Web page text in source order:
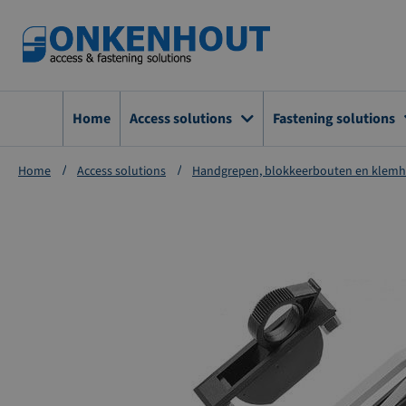
Home Access solutions Fastening solutions
Home Access solutions Handgrepen, blokkeerbouten en